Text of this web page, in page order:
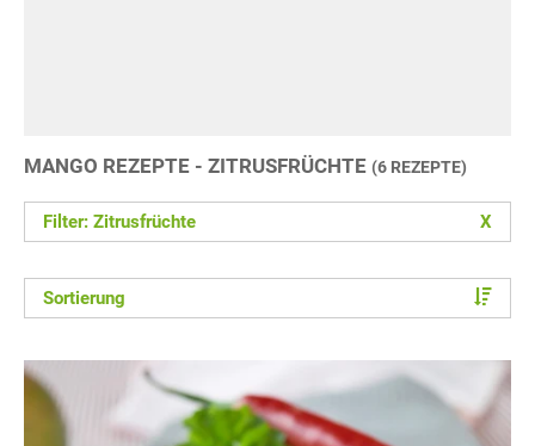
MANGO REZEPTE - ZITRUSFRÜCHTE (6 REZEPTE)
Filter: Zitrusfrüchte X
Sortierung